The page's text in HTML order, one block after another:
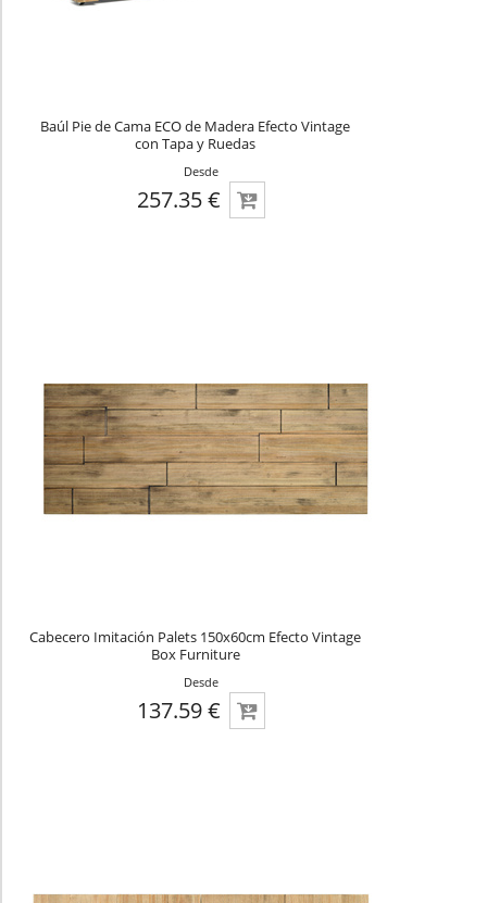
Baúl Pie de Cama ECO de Madera Efecto Vintage
con Tapa y Ruedas
Desde
257.35 €
Cabecero Imitación Palets 150x60cm Efecto Vintage
Box Furniture
Desde
137.59 €